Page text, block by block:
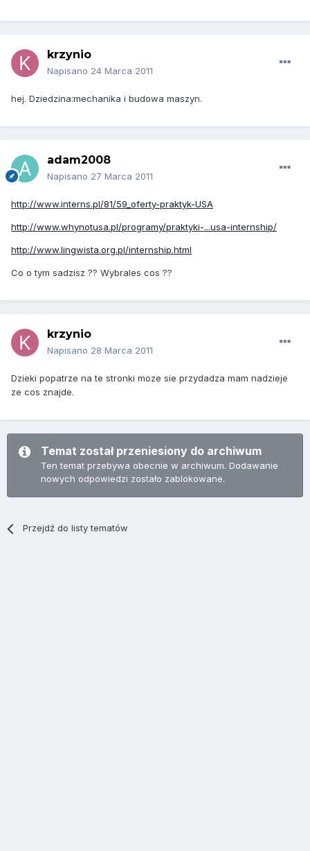
krzynio
Napisano 24 Marca 2011
hej. Dziedzina:mechanika i budowa maszyn.
adam2008
Napisano 27 Marca 2011
http://www.interns.pl/81/59_oferty-praktyk-USA
http://www.whynotusa.pl/programy/praktyki-...usa-internship/
http://www.lingwista.org.pl/internship.html
Co o tym sadzisz ?? Wybrales cos ??
krzynio
Napisano 28 Marca 2011
Dzieki popatrze na te stronki moze sie przydadza mam nadzieje
ze cos znajde.
Temat został przeniesiony do archiwum
Ten temat przebywa obecnie w archiwum. Dodawanie
nowych odpowiedzi zostało zablokowane.
Przejdź do listy tematów